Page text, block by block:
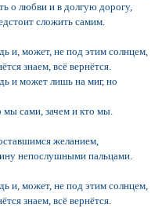
о любви и в долгую дорогу,
сложить самим.
и, может, не под этим солнцем,
знаем, всё вернётся.
и может лишь на миг, но
мы сами, зачем и кто мы.
желанием,
непослушными пальцами.
и, может, не под этим солнцем,
знаем, всё вернётся.